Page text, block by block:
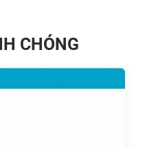
CHÓNG